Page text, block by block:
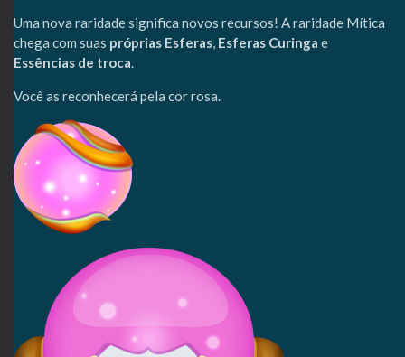
Uma nova raridade significa novos recursos! A raridade Mítica
chega com suas próprias Esferas, Esferas Curinga e
Essências de troca.
Você as reconhecerá pela cor rosa.